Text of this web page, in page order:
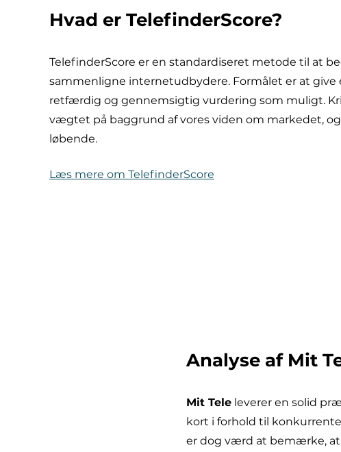
Hvad er TelefinderScore?
TelefinderScore er en standardiseret metode til at
sammenligne internetudbydere. Formålet er at give
retfærdig og gennemsigtig vurdering som muligt.
vægtet på baggrund af vores viden om markedet,
løbende.
Læs mere om TelefinderScore
Analyse af Mit
Mit Tele leverer en solid
kort i forhold til
er dog værd at bemærke, at